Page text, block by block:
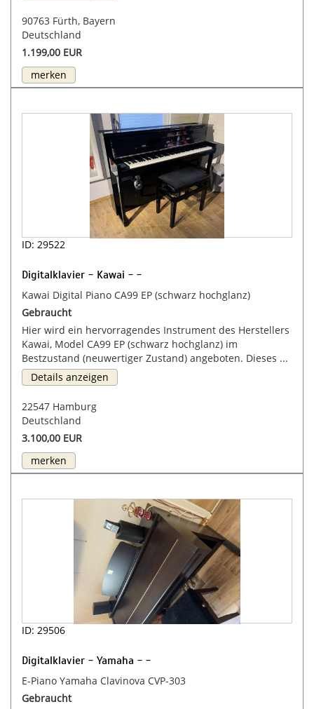
90763 Fürth, Bayern
Deutschland
1.199,00 EUR
merken
ID: 29522
Digitalklavier - Kawai - -
Kawai Digital Piano CA99 EP (schwarz hochglanz)
Gebraucht
Hier wird ein hervorragendes Instrument des Herstellers
Kawai, Model CA99 EP (schwarz hochglanz) im
Bestzustand (neuwertiger Zustand) angeboten. Dieses ...
Details anzeigen
22547 Hamburg
Deutschland
3.100,00 EUR
merken
ID: 29506
Digitalklavier - Yamaha - -
E-Piano Yamaha Clavinova CVP-303
Gebraucht